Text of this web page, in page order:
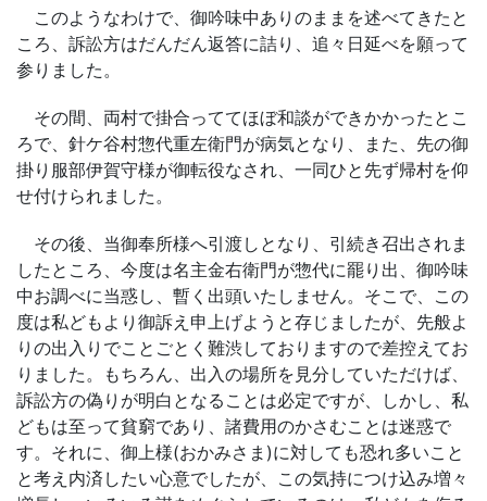
このようなわけで、御吟味中ありのままを述べてきたと
ころ、訴訟方はだんだん返答に詰り、追々日延べを願って
参りました。
その間、両村で掛合っててほぼ和談ができかかったとこ
ろで、針ケ谷村惣代重左衛門が病気となり、また、先の御
掛り服部伊賀守様が御転役なされ、一同ひと先ず帰村を仰
せ付けられました。
その後、当御奉所様へ引渡しとなり、引続き召出されま
したところ、今度は名主金右衛門が惣代に罷り出、御吟味
中お調べに当惑し、暫く出頭いたしません。そこで、この
度は私どもより御訴え申上げようと存じましたが、先般よ
りの出入りでことごとく難渋しておりますので差控えてお
りました。もちろん、出入の場所を見分していただけば、
訴訟方の偽りが明白となることは必定ですが、しかし、私
どもは至って貧窮であり、諸費用のかさむことは迷惑で
す。それに、御上様(おかみさま)に対しても恐れ多いこと
と考え内済したい心意でしたが、この気持につけ込み増々